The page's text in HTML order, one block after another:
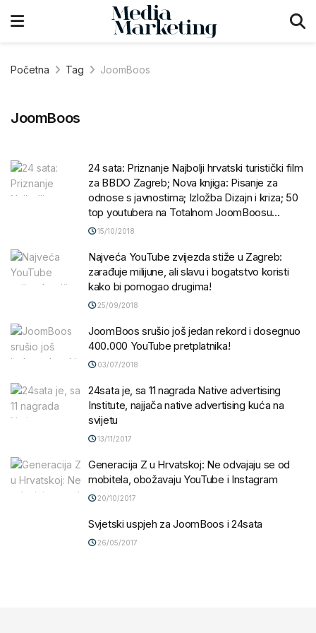
Početna Tag JoomBoos
JoomBoos
24 sata: Priznanje Najbolji hrvatski turistički film
za BBDO Zagreb; Nova knjiga: Pisanje za
odnose s javnostima; Izložba Dizajn i kriza; 50
top youtubera na Totalnom JoomBoosu…
15/10/2018
Najveća YouTube zvijezda stiže u Zagreb:
zarađuje milijune, ali slavu i bogatstvo koristi
kako bi pomogao drugima!
25/09/2018
JoomBoos srušio još jedan rekord i dosegnuo
400.000 YouTube pretplatnika!
03/07/2018
24sata je, sa 11 nagrada Native advertising
Institute, najjača native advertising kuća na
svijetu
13/11/2017
Generacija Z u Hrvatskoj: Ne odvajaju se od
mobitela, obožavaju YouTube i Instagram
20/10/2017
Svjetski uspjeh za JoomBoos i 24sata
26/05/2017